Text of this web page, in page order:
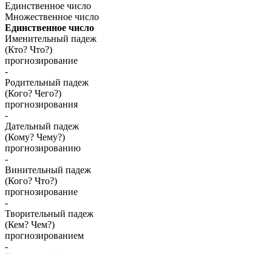
Единственное число
Множественное число
Единственное число
Именительный падеж
(Кто? Что?)
прогнозирование
-
Родительный падеж
(Кого? Чего?)
прогнозирования
-
Дательный падеж
(Кому? Чему?)
прогнозированию
-
Винительный падеж
(Кого? Что?)
прогнозирование
-
Творительный падеж
(Кем? Чем?)
прогнозированием
-